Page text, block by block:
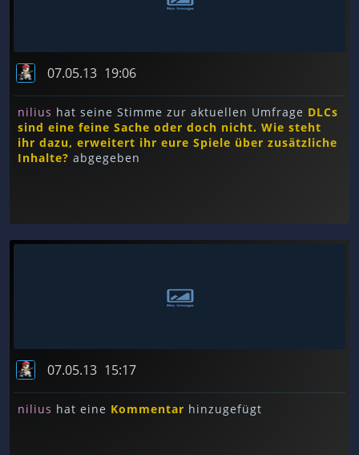
07.05.13 19:06
nilius hat seine Stimme zur aktuellen Umfrage DLCs
sind eine feine Sache oder doch nicht. Wie steht
ihr dazu, erweitert ihr eure Spiele über zusätzliche
Inhalte? abgegeben
07.05.13 15:17
nilius hat eine Kommentar hinzugefügt